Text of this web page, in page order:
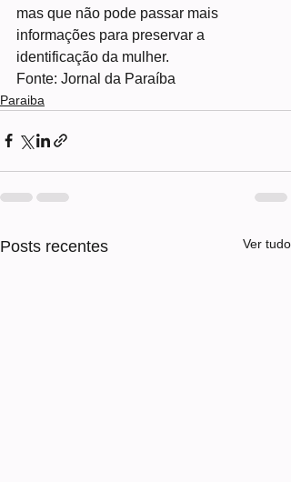
mas que não pode passar mais
informações para preservar a
identificação da mulher.
Fonte: Jornal da Paraíba
Paraiba
Posts recentes Ver tudo